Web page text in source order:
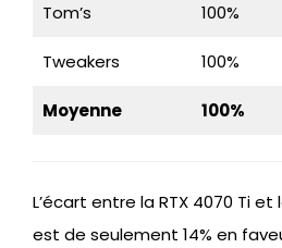
Tom’s 100%
Tweakers 100%
Moyenne 100%
L’écart entre la RTX 4070 Ti et
est de seulement 14% en